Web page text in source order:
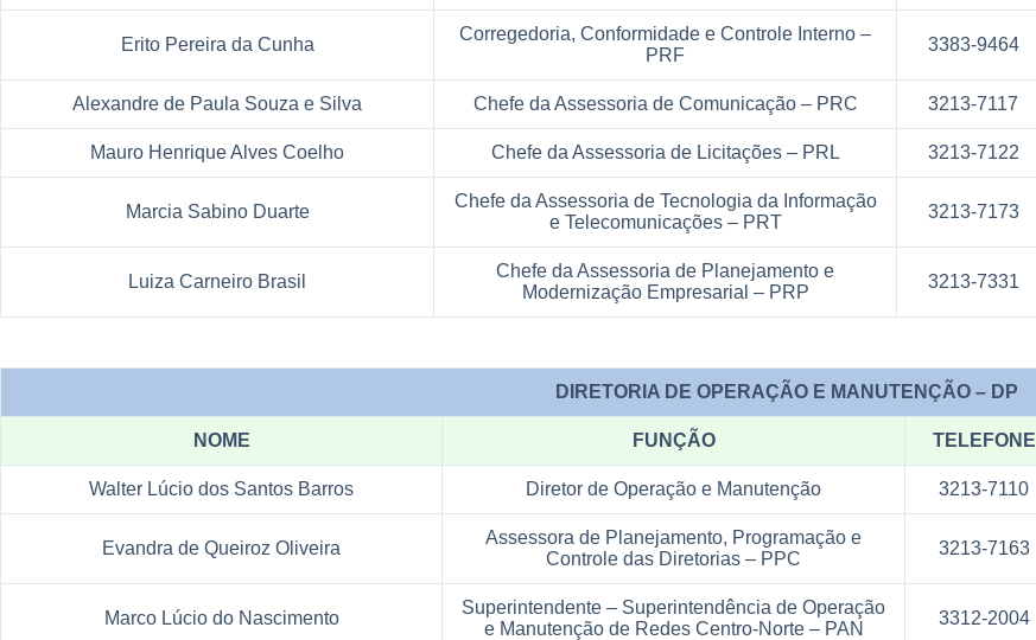
Erito Pereira da Cunha
Corregedoria, Conformidade e Controle Interno –
PRF
3383-9464
Alexandre de Paula Souza e Silva Chefe da Assessoria de Comunicação – PRC 3213-7117
Mauro Henrique Alves Coelho Chefe da Assessoria de Licitações – PRL 3213-7122
Marcia Sabino Duarte
Chefe da Assessoria de Tecnologia da Informação
e Telecomunicações – PRT
3213-7173
Luiza Carneiro Brasil
Chefe da Assessoria de Planejamento e
Modernização Empresarial – PRP
3213-7331
DIRETORIA DE OPERAÇÃO E MANUTENÇÃO – DP
NOME FUNÇÃO TELEFONE
Walter Lúcio dos Santos Barros Diretor de Operação e Manutenção 3213-7110
Evandra de Queiroz Oliveira
Assessora de Planejamento, Programação e
Controle das Diretorias – PPC
3213-7163
Marco Lúcio do Nascimento
Superintendente – Superintendência de Operação
e Manutenção de Redes Centro-Norte – PAN
3312-2004